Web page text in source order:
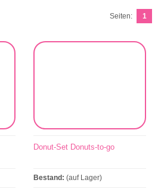
Seiten: 1
Donut-Set Donuts-to-go
Bestand: (auf Lager)